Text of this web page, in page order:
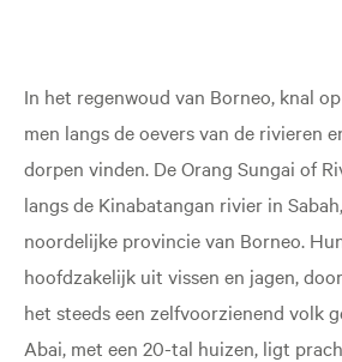
In het regenwoud van Borneo, knal
men langs de oevers van de rivieren
dorpen vinden. De Orang Sungai of
langs de Kinabatangan rivier in
noordelijke provincie van Borneo.
hoofdzakelijk uit vissen en jagen,
het steeds een zelfvoorzienend volk
Abai, met een 20-tal huizen, ligt